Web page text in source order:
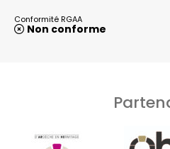
Conformité RGAA
Non conforme